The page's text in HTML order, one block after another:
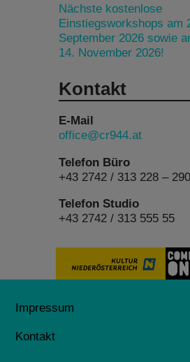
Nächste kostenlose
Einstiegsworkshops am
September 2026 sowie
14. November 2026!
Kontakt
E-Mail
office@cr944.at
Telefon Büro
+43 2742 / 313 228 – 290
Telefon Studio
+43 2742 / 313 555 55
Impressum
Kontakt